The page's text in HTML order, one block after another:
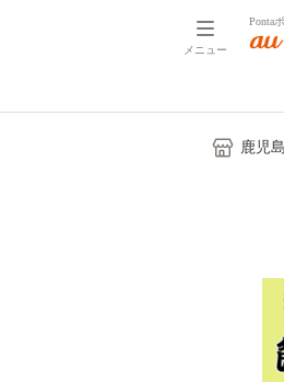
メニュー
Ponta
鹿児